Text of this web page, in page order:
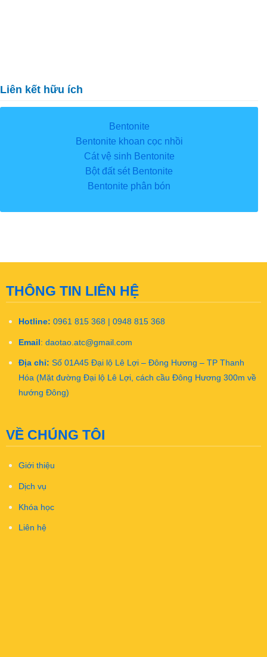
Liên kết hữu ích
Bentonite
Bentonite khoan cọc nhồi
Cát vệ sinh Bentonite
Bột đất sét Bentonite
Bentonite phân bón
THÔNG TIN LIÊN HỆ
Hotline: 0961 815 368 | 0948 815 368
Email : daotao.atc@gmail.com
Địa chỉ: Số 01A45 Đại lộ Lê Lợi – Đông Hương – TP Thanh
Hóa (Mặt đường Đại lộ Lê Lợi, cách cầu Đông Hương 300m về
hướng Đông)
VỀ CHÚNG TÔI
Giới thiệu
Dịch vụ
Khóa học
Liên hệ